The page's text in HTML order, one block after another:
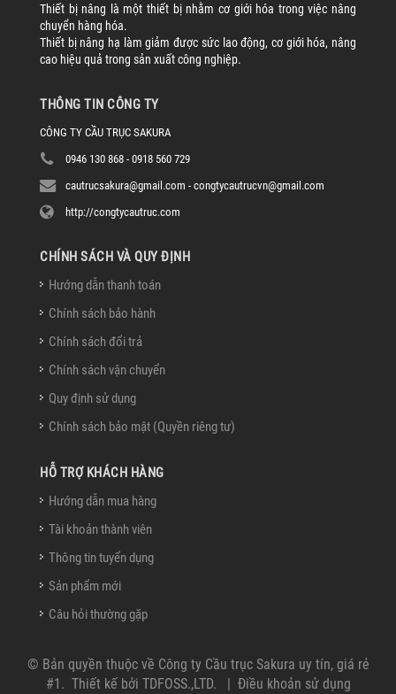
Thiết bị nâng là một thiết bị nhằm cơ giới hóa trong việc nâng
chuyển hàng hóa.
Thiết bị nâng hạ làm giảm được sức lao động, cơ giới hóa, nâng
cao hiệu quả trong sản xuất công nghiệp.
THÔNG TIN CÔNG TY
CÔNG TY CẦU TRỤC SAKURA
0946 130 868 - 0918 560 729
cautrucsakura@gmail.com - congtycautrucvn@gmail.com
http://congtycautruc.com
CHÍNH SÁCH VÀ QUY ĐỊNH
Hướng dẫn thanh toán
Chính sách bảo hành
Chính sách đổi trả
Chính sách vận chuyển
Quy định sử dụng
Chính sách bảo mật (Quyền riêng tư)
HỖ TRỢ KHÁCH HÀNG
Hướng dẫn mua hàng
Tài khoản thành viên
Thông tin tuyển dụng
Sản phẩm mới
Câu hỏi thường gặp
© Bản quyền thuộc về Công ty Cầu trục Sakura uy tín, giá rẻ
#1 . Thiết kế bởi TDFOSS.,LTD. | Điều khoản sử dụng